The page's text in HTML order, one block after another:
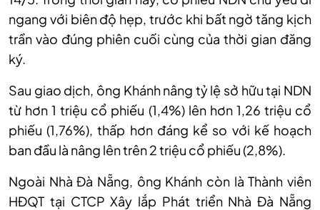
ngang với biên độ hẹp, trước khi bất ngờ tăng kịch
trần vào đúng phiên cuối cùng của thời gian đăng
ký.
Sau giao dịch, ông Khánh nâng tỷ lệ sở hữu tại NDN
từ hơn 1 triệu cổ phiếu (1,4%) lên hơn 1,26 triệu cổ
phiếu (1,76%), thấp hơn đáng kể so với kế hoạch
ban đầu là nâng lên trên 2 triệu cổ phiếu (2,8%).
Ngoài Nhà Đà Nẵng, ông Khánh còn là Thành viên
HĐQT tại CTCP Xây lắp Phát triển Nhà Đà Nẵng